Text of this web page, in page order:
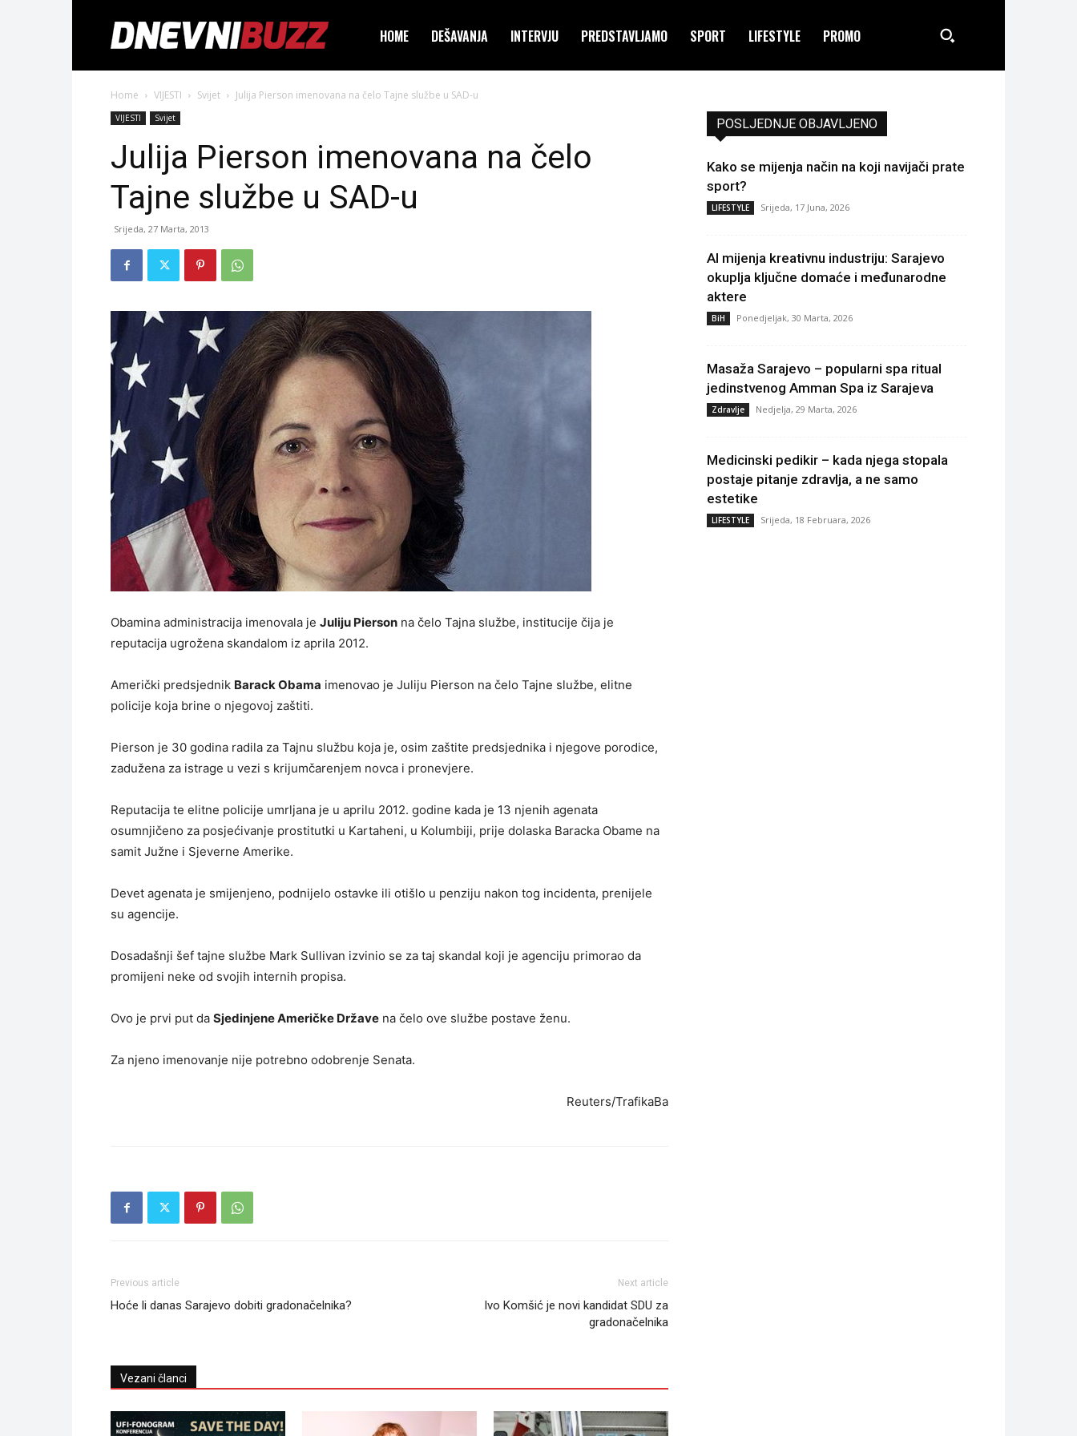
HOME DEŠAVANJA INTERVJU PREDSTAVLJAMO SPORT LIFESTYLE PROMO
Home VIJESTI Svijet Julija Pierson imenovana na čelo Tajne službe u SAD-u
VIJESTI Svijet
Julija Pierson imenovana na čelo
Tajne službe u SAD-u
Srijeda, 27 Marta, 2013
Obamina administracija imenovala je Juliju Pierson na čelo Tajna službe, institucije čija je
reputacija ugrožena skandalom iz aprila 2012.
Američki predsjednik Barack Obama imenovao je Juliju Pierson na čelo Tajne službe, elitne
policije koja brine o njegovoj zaštiti.
Pierson je 30 godina radila za Tajnu službu koja je, osim zaštite predsjednika i njegove porodice,
zadužena za istrage u vezi s krijumčarenjem novca i pronevjere.
Reputacija te elitne policije umrljana je u aprilu 2012. godine kada je 13 njenih agenata
osumnjičeno za posjećivanje prostitutki u Kartaheni, u Kolumbiji, prije dolaska Baracka Obame na
samit Južne i Sjeverne Amerike.
Devet agenata je smijenjeno, podnijelo ostavke ili otišlo u penziju nakon tog incidenta, prenijele
su agencije.
Dosadašnji šef tajne službe Mark Sullivan izvinio se za taj skandal koji je agenciju primorao da
promijeni neke od svojih internih propisa.
Ovo je prvi put da Sjedinjene Američke Države na čelo ove službe postave ženu.
Za njeno imenovanje nije potrebno odobrenje Senata.
Reuters/TrafikaBa
Previous article
Hoće li danas Sarajevo dobiti gradonačelnika?
Next article
Ivo Komšić je novi kandidat SDU za
gradonačelnika
Vezani članci
POSLJEDNJE OBJAVLJENO
Kako se mijenja način na koji navijači prate
sport?
LIFESTYLE Srijeda, 17 Juna, 2026
AI mijenja kreativnu industriju: Sarajevo
okuplja ključne domaće i međunarodne
aktere
BiH Ponedjeljak, 30 Marta, 2026
Masaža Sarajevo – popularni spa ritual
jedinstvenog Amman Spa iz Sarajeva
Zdravlje Nedjelja, 29 Marta, 2026
Medicinski pedikir – kada njega stopala
postaje pitanje zdravlja, a ne samo
estetike
LIFESTYLE Srijeda, 18 Februara, 2026